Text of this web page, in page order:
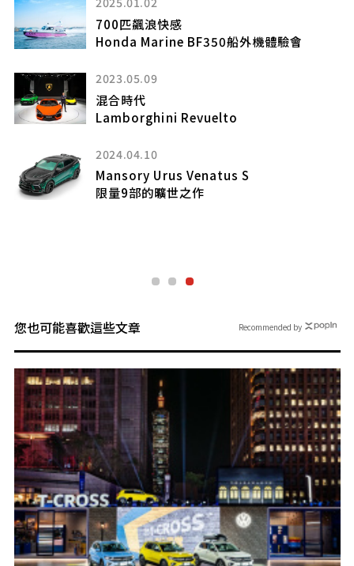
700匹飆浪快感
Honda Marine BF350船外機體驗會
2023.05.09
混合時代
Lamborghini Revuelto
2024.04.10
Mansory Urus Venatus S
限量9部的曠世之作
您也可能喜歡這些文章 Recommended by